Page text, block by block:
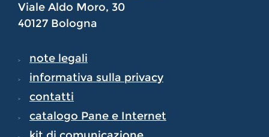
Viale Aldo Moro, 30
40127 Bologna
note legali
informativa sulla privacy
contatti
catalogo Pane e Internet